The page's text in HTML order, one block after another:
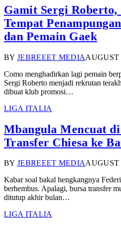
Gamit Sergi Roberto,
Tempat
dan Pemain Gaek
BY JEBREEET MEDIAAUGUST
Como menghadirkan lagi pemain
Sergi Roberto menjadi rekrutan
dibuat klub promosi…
LIGA ITALIA
Mbangula Mencuat di
Transfer Chiesa ke
BY JEBREEET MEDIAAUGUST
Kabar soal bakal hengkangnya
berhembus. Apalagi, bursa transfer
ditutup akhir bulan…
LIGA ITALIA